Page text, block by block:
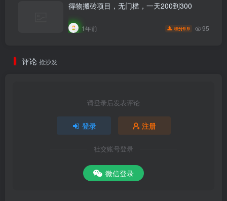
得物搬砖项目，无门槛，一天200到300
1年前 积分9.9 95
评论 抢沙发
请登录后发表评论
登录 注册
社交账号登录
微信登录